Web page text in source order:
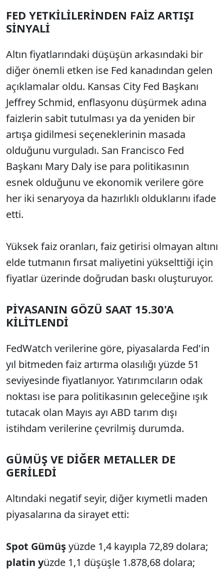
FED YETKİLİLERİNDEN FAİZ ARTIŞI
SİNYALİ
Altın fiyatlarındaki düşüşün arkasındaki bir
diğer önemli etken ise Fed kanadından gelen
açıklamalar oldu. Kansas City Fed Başkanı
Jeffrey Schmid, enflasyonu düşürmek adına
faizlerin sabit tutulması ya da yeniden bir
artışa gidilmesi seçeneklerinin masada
olduğunu vurguladı. San Francisco Fed
Başkanı Mary Daly ise para politikasının
esnek olduğunu ve ekonomik verilere göre
her iki senaryoya da hazırlıklı olduklarını ifade
etti.
Yüksek faiz oranları, faiz getirisi olmayan altını
elde tutmanın fırsat maliyetini yükselttiği için
fiyatlar üzerinde doğrudan baskı oluşturuyor.
PİYASANIN GÖZÜ SAAT 15.30'A
KİLİTLENDİ
FedWatch verilerine göre, piyasalarda Fed'in
yıl bitmeden faiz artırma olasılığı yüzde 51
seviyesinde fiyatlanıyor. Yatırımcıların odak
noktası ise para politikasının geleceğine ışık
tutacak olan Mayıs ayı ABD tarım dışı
istihdam verilerine çevrilmiş durumda.
GÜMÜŞ VE DİĞER METALLER DE
GERİLEDİ
Altındaki negatif seyir, diğer kıymetli maden
piyasalarına da sirayet etti:
Spot Gümüşyüzde 1,4 kayıpla 72,89 dolara;
platin yüzde 1,1 düşüşle 1.878,68 dolara;